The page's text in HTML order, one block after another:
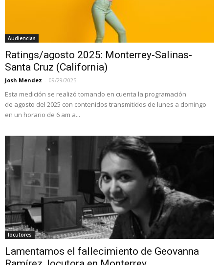
Audiencias
Ratings/agosto 2025: Monterrey-Salinas-
Santa Cruz (California)
Josh Mendez - 09/29/2025
Esta medición se realizó tomando en cuenta la programación
de agosto del 2025 con contenidos transmitidos de lunes a domingo
en un horario de 6 am a...
locutores
Lamentamos el fallecimiento de Geovanna